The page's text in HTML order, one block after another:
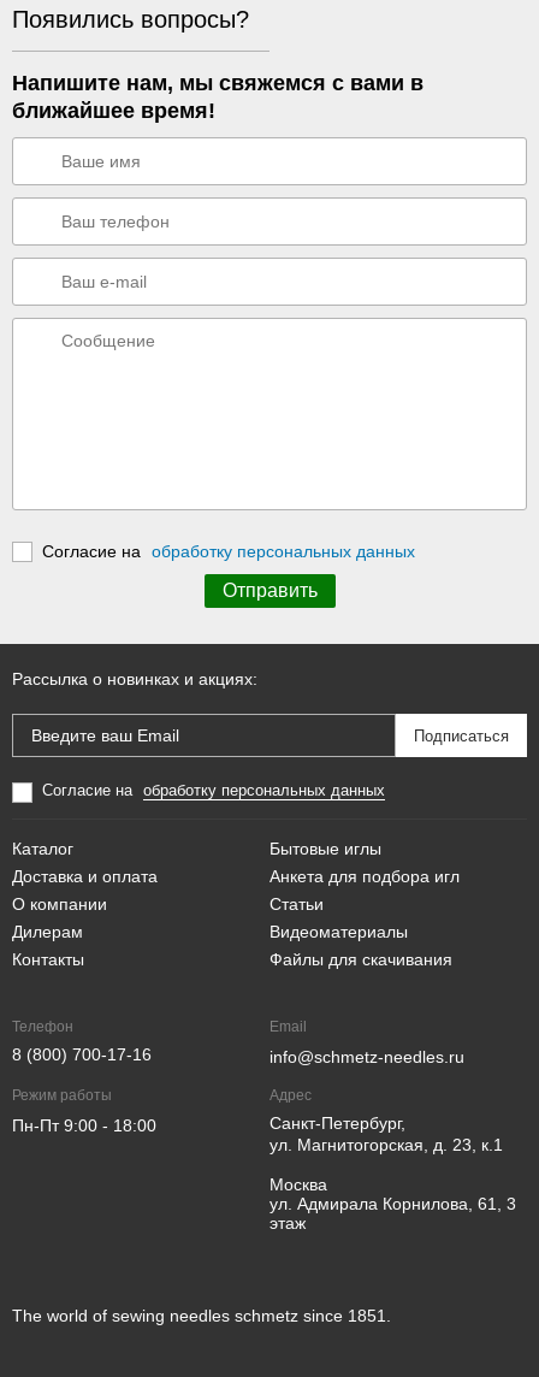
Появились вопросы?
Напишите нам, мы свяжемся с вами в
ближайшее время!
Согласие на обработку персональных данных
The world of sewing needles schmetz since 1851.
Рассылка о новинках и акциях:
Согласие на обработку персональных данных
Каталог
Доставка и оплата
О компании
Дилерам
Контакты
Бытовые иглы
Анкета для подбора игл
Статьи
Видеоматериалы
Файлы для скачивания
Телефон
8 (800) 700-17-16
Email
info@schmetz-needles.ru
Режим работы
Пн-Пт 9:00 - 18:00
Адрес
Санкт-Петербург,
ул. Магнитогорская, д. 23, к.1
Москва
ул. Адмирала Корнилова, 61, 3
этаж